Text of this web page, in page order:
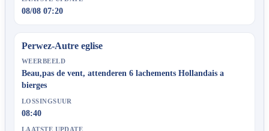
08/08 07:20
Perwez-Autre eglise
WEERBEELD
Beau,pas de vent, attenderen 6 lachements Hollandais a
bierges
LOSSINGSUUR
08:40
LAATSTE UPDATE